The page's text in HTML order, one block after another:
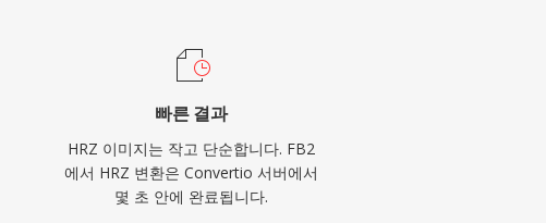
빠른 결과
HRZ 이미지는 작고 단순합니다. FB2
에서 HRZ 변환은 Convertio 서버에서
몇 초 안에 완료됩니다.